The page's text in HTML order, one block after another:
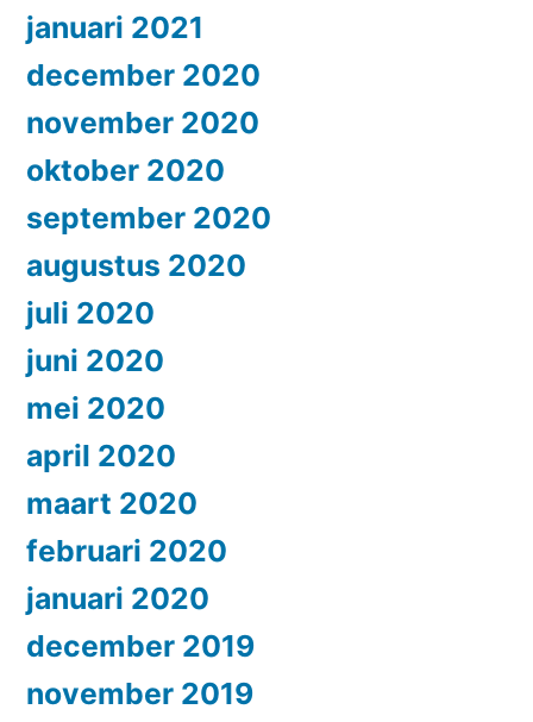
januari 2021
december 2020
november 2020
oktober 2020
september 2020
augustus 2020
juli 2020
juni 2020
mei 2020
april 2020
maart 2020
februari 2020
januari 2020
december 2019
november 2019